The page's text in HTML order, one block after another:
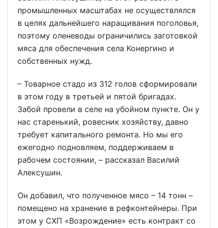
промышленных масштабах не осуществлялся
в целях дальнейшего наращивания поголовья,
поэтому оленеводы ограничились заготовкой
мяса для обеспечения села Конергино и
собственных нужд.
– Товарное стадо из 312 голов сформировали
в этом году в третьей и пятой бригадах.
Забой провели в селе на убойном пункте. Он у
нас старенький, ровесник хозяйству, давно
требует капитального ремонта. Но мы его
ежегодно подновляем, поддерживаем в
рабочем состоянии, – рассказал Василий
Алексушин.
Он добавил, что полученное мясо – 14 тонн –
помещено на хранение в рефконтейнеры. При
этом у СХП «Возрождение» есть контракт со